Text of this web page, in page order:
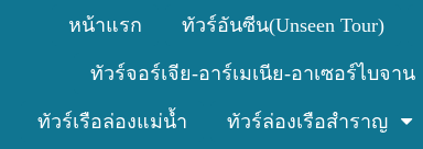
หน้าแรก ทัวร์อันซีน(Unseen Tour)
ทัวร์จอร์เจีย-อาร์เมเนีย-อาเซอร์ไบจาน
ทัวร์เรือล่องแม่น้ำ ทัวร์ล่องเรือสำราญ